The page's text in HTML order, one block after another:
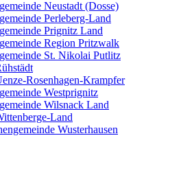
Neustadt (Dosse)
Perleberg-Land
Prignitz Land
Region Pritzwalk
St. Nikolai Putlitz
Rosenhagen-Krampfer
Westprignitz
Wilsnack Land
Land
Wusterhausen